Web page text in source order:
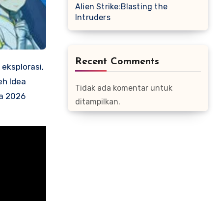
Idea
2026
Alien Strike:Blasting the
Intruders
Recent Comments
Tidak ada komentar untuk
ditampilkan.